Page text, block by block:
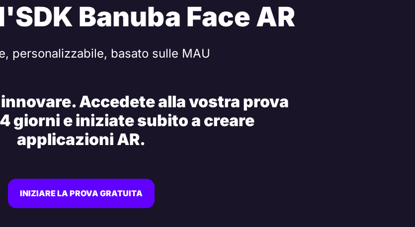
Banuba Face AR
personalizzabile, basato sulle MAU
Accedete alla vostra prova
giorni e iniziate subito a creare
applicazioni AR.
INIZIARE LA PROVA GRATUITA